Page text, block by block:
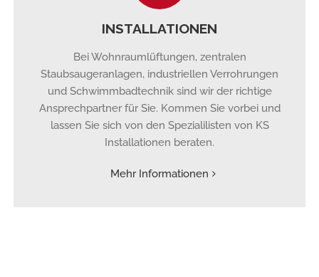
INSTALLATIONEN
Bei Wohnraumlüftungen, zentralen
Staubsaugeranlagen, industriellen Verrohrungen
und Schwimmbadtechnik sind wir der richtige
Ansprechpartner für Sie. Kommen Sie vorbei und
lassen Sie sich von den Spezialilisten von KS
Installationen beraten.
Mehr Informationen